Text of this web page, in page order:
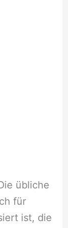
übliche
für
ist, die